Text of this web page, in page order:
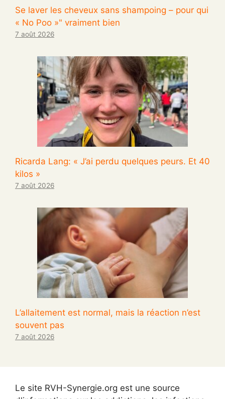
Se laver les cheveux sans shampoing – pour qui
« No Poo »" vraiment bien
7 août 2026
Ricarda Lang: « J’ai perdu quelques peurs. Et 40
kilos »
7 août 2026
L’allaitement est normal, mais la réaction n’est
souvent pas
7 août 2026
Le site RVH-Synergie.org est une source